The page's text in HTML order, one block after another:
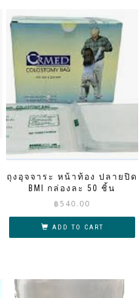
ถุงอุจจาระ หน้าท้อง ปลายปิด
BMI กล่องละ 50 ชิ้น
฿540.00
ADD TO CART